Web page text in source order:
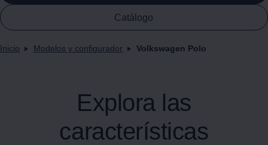
Catálogo
Inicio Modelos y configurador Volkswagen Polo
Explora las
características